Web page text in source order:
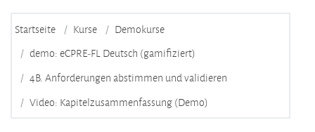
Startseite Kurse
Demokurse
demo: eCPRE-FL Deutsch (gamifiziert)
4B. Anforderungen abstimmen und validieren
Video: Kapitelzusammenfassung (Demo)